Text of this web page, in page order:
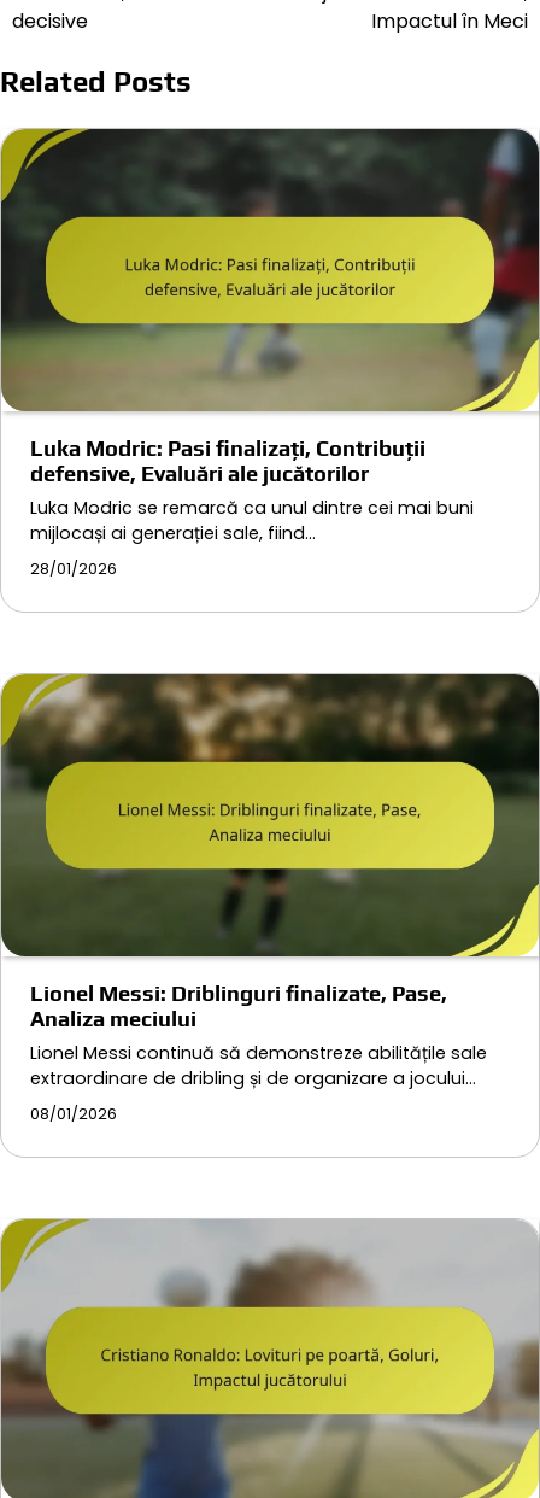
decisive
Impactul în Meci
Related Posts
Luka Modric: Pasi finalizați, Contribuții
defensive, Evaluări ale jucătorilor
Luka Modric se remarcă ca unul dintre cei mai buni
mijlocași ai generației sale, fiind…
28/01/2026
Lionel Messi: Driblinguri finalizate, Pase,
Analiza meciului
Lionel Messi continuă să demonstreze abilitățile sale
extraordinare de dribling și de organizare a jocului…
08/01/2026